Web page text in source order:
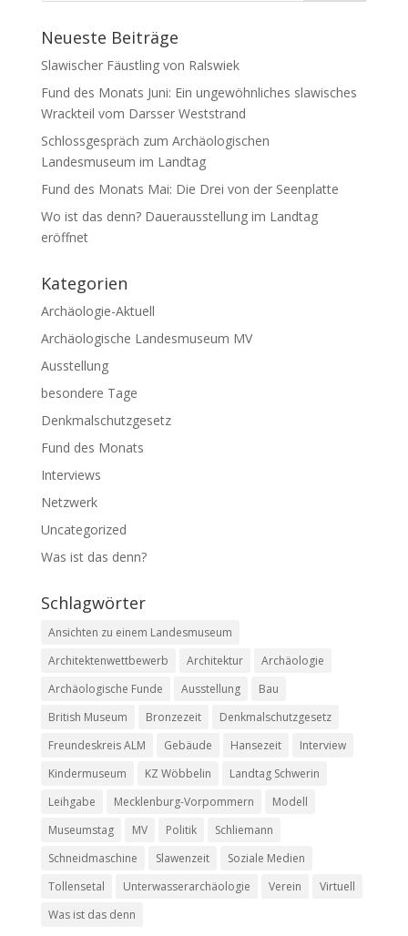
Neueste Beiträge
Slawischer Fäustling von Ralswiek
Fund des Monats Juni: Ein ungewöhnliches slawisches
Wrackteil vom Darsser Weststrand
Schlossgespräch zum Archäologischen
Landesmuseum im Landtag
Fund des Monats Mai: Die Drei von der Seenplatte
Wo ist das denn? Dauerausstellung im Landtag
eröffnet
Kategorien
Archäologie-Aktuell
Archäologische Landesmuseum MV
Ausstellung
besondere Tage
Denkmalschutzgesetz
Fund des Monats
Interviews
Netzwerk
Uncategorized
Was ist das denn?
Schlagwörter
Ansichten zu einem Landesmuseum
Architektenwettbewerb
Architektur
Archäologie
Archäologische Funde
Ausstellung
Bau
British Museum
Bronzezeit
Denkmalschutzgesetz
Freundeskreis ALM
Gebäude Hansezeit
Interview
Kindermuseum
KZ Wöbbelin
Landtag Schwerin
Leihgabe
Mecklenburg-Vorpommern
Modell
Museumstag
MV Politik
Schliemann
Schneidmaschine
Slawenzeit
Soziale Medien
Tollensetal
Unterwasserarchäologie Verein
Virtuell
Was ist das denn